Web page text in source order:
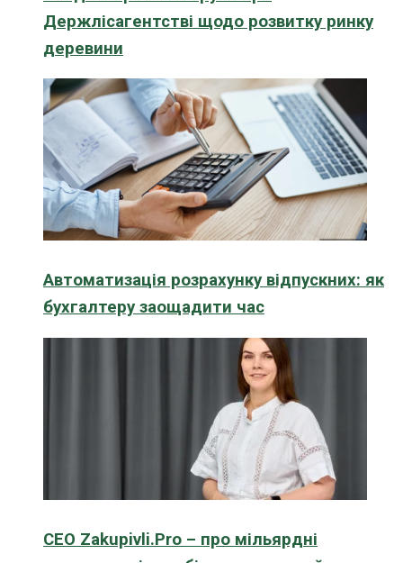
Держлісагентстві щодо розвитку ринку
деревини
Автоматизація розрахунку відпускних: як
бухгалтеру заощадити час
CEO Zakupivli.Pro – про мільярдні